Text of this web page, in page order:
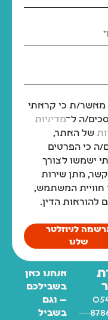
מאשר/ת כי קראתי
ה ל־מדיניות
של האתר,
ה כי הפרטים
ישמשו לצורך
קשר, מתן שירות
חוויית המשתמש,
להוראות הדין.
לניוזלטר
שלנו
אנחנו כאן
בשבילכם
— וגם
בשביל